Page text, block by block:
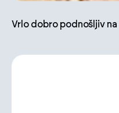
Vrlo dobro podnošljiv